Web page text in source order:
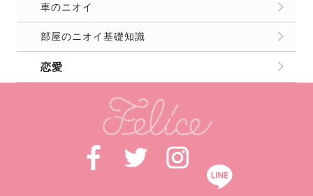
車のニオイ
部屋のニオイ基礎知識
恋愛